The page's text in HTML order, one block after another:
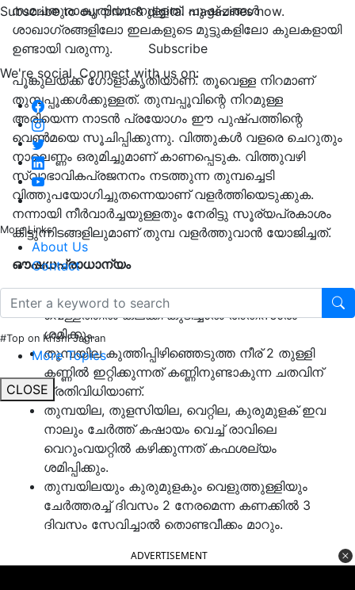
Subscribe to our print & digital magazines now.
Subscribe
We're social. Connect with us on:
More Links
About Us
Contact
#Top on Krishi Jagran
More Topics
CLOSE
സമചതുരാകൃതിയാണുള്ളത്. പുഷ്പങ്ങൾ
ശാഖാഗ്രങ്ങളിലോ ഇലകളുടെ മുട്ടുകളിലോ കുലകളായി
ഉണ്ടായി വരുന്നു.
പൂങ്കുലയ്ക്ക് ഗോളാകൃതിയാണ്. തൂവെള്ള നിറമാണ്
തുമ്പപ്പൂക്കൾക്കുള്ളത്. തുമ്പപ്പൂവിന്റെ നിറമുള്ള
അരിയെന്ന നാടൻ പ്രയോഗം ഈ പുഷ്പത്തിന്റെ
വെൺമയെ സൂചിപ്പിക്കുന്നു. വിത്തുകൾ വളരെ ചെറുതും
നാലെണ്ണം ഒരുമിച്ചുമാണ് കാണപ്പെടുക. വിത്തുവഴി
സ്വാഭാവികപ്രജനനം നടത്തുന്ന തുമ്പച്ചെടി
വിത്തുപയോഗിച്ചുതന്നെയാണ് വളർത്തിയെടുക്കുക.
നന്നായി നീർവാർച്ചയുള്ളതും നേരിട്ടു സൂര്യപ്രകാശം
കിട്ടുന്നിടങ്ങളിലുമാണ് തുമ്പ വളർത്തുവാൻ യോജിച്ചത്.
ഔഷധപ്രാധാന്യം
ഏഴര ഗ്രാം തുമ്പപൂവ് അരച്ച് 60 മി.ലി, കരിക്കിൻ
വെള്ളത്തിൽ കലക്കി കുടിച്ചാൽ അതിസാരം
ശമിക്കും.
തുമ്പയില കുത്തിപ്പിഴിഞ്ഞെടുത്ത നീര് 2 തുള്ളി
കണ്ണിൽ ഇറ്റിക്കുന്നത് കണ്ണിനുണ്ടാകുന്ന ചതവിന്
പ്രതിവിധിയാണ്.
തുമ്പയില, തുളസിയില, വെറ്റില, കുരുമുളക് ഇവ
നാലും ചേർത്ത് കഷായം വെച്ച് രാവിലെ
വെറുംവയറ്റിൽ കഴിക്കുന്നത് കഫശല്യം
ശമിപ്പിക്കും.
തുമ്പയിലയും കുരുമുളകും വെളുത്തുള്ളിയും
ചേർത്തരച്ച് ദിവസം 2 നേരമെന്ന കണക്കിൽ 3
ദിവസം സേവിച്ചാൽ തൊണ്ടവീക്കം മാറും.
ADVERTISEMENT